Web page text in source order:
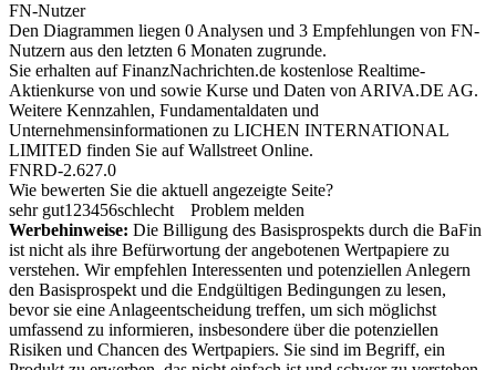
FN-Nutzer
Den Diagrammen liegen 0 Analysen und 3 Empfehlungen von FN-
Nutzern aus den letzten 6 Monaten zugrunde.
Sie erhalten auf FinanzNachrichten.de kostenlose Realtime-
Aktienkurse von und sowie Kurse und Daten von ARIVA.DE AG.
Weitere Kennzahlen, Fundamentaldaten und
Unternehmensinformationen zu LICHEN INTERNATIONAL
LIMITED finden Sie aufWallstreet Online.
FNRD-2.627.0
Wie bewerten Sie die aktuell angezeigte Seite?
sehr gut1 23456schlecht
Problem melden
Werbehinweise: Die Billigung des Basisprospekts durch die BaFin
ist nicht als ihre Befürwortung der angebotenen Wertpapiere zu
verstehen. Wir empfehlen Interessenten und potenziellen Anlegern
den Basisprospekt und die Endgültigen Bedingungen zu lesen,
bevor sie eine Anlageentscheidung treffen, um sich möglichst
umfassend zu informieren, insbesondere über die potenziellen
Risiken und Chancen des Wertpapiers. Sie sind im Begriff, ein